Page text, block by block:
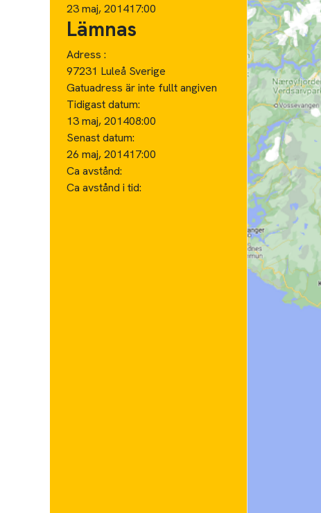
23 maj, 201417:00
Lämnas
Adress :
97231 Luleå Sverige
Gatuadress är inte fullt angiven
Tidigast datum:
13 maj, 201408:00
Senast datum:
26 maj, 201417:00
Ca avstånd:
Ca avstånd i tid: